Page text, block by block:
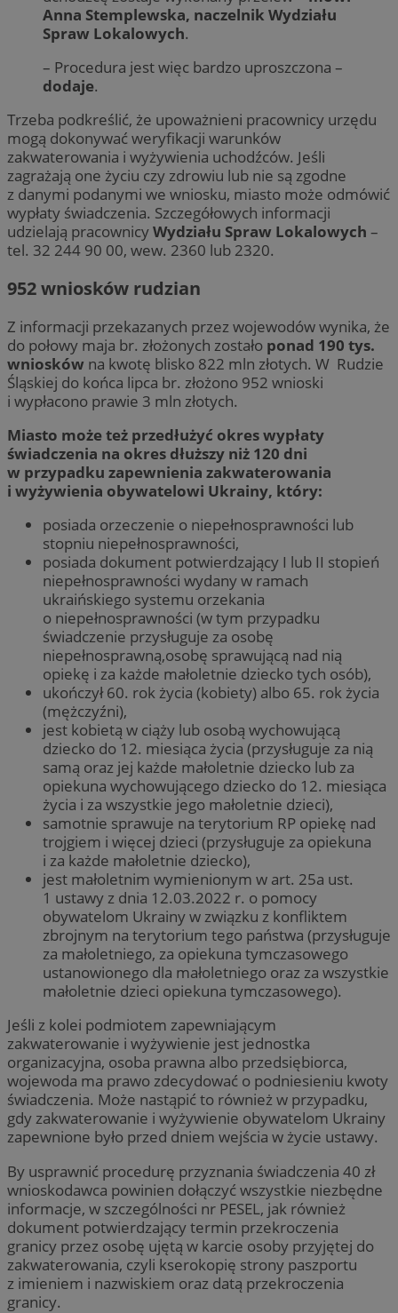
Anna Stemplewska, naczelnik Wydziału
Spraw Lokalowych.
– Procedura jest więc bardzo uproszczona –
dodaje.
Trzeba podkreślić, że upoważnieni pracownicy urzędu
mogą dokonywać weryfikacji warunków
zakwaterowania i wyżywienia uchodźców. Jeśli
zagrażają one życiu czy zdrowiu lub nie są zgodne
z danymi podanymi we wniosku, miasto może odmówić
wypłaty świadczenia. Szczegółowych informacji
udzielają pracownicyWydziału Spraw Lokalowych –
tel. 32 244 90 00, wew. 2360 lub 2320.
952 wniosków rudzian
Z informacji przekazanych przez wojewodów wynika, że
do połowy maja br. złożonych zostało ponad 190 tys.
wniosków na kwotę blisko 822 mln złotych. W Rudzie
Śląskiej do końca lipca br. złożono 952 wnioski
i wypłacono prawie 3 mln złotych.
Miasto może też przedłużyć okres wypłaty
świadczenia na okres dłuższy niż 120 dni
w przypadku zapewnienia zakwaterowania
i wyżywienia obywatelowi Ukrainy, który:
posiada orzeczenie o niepełnosprawności lub
stopniu niepełnosprawności,
posiada dokument potwierdzający I lub II stopień
niepełnosprawności wydany w ramach
ukraińskiego systemu orzekania
o niepełnosprawności (w tym przypadku
świadczenie przysługuje za osobę
niepełnosprawną,osobę sprawującą nad nią
opiekę i za każde małoletnie dziecko tych osób),
ukończył 60. rok życia (kobiety) albo 65. rok życia
(mężczyźni),
jest kobietą w ciąży lub osobą wychowującą
dziecko do 12. miesiąca życia (przysługuje za nią
samą oraz jej każde małoletnie dziecko lub za
opiekuna wychowującego dziecko do 12. miesiąca
życia i za wszystkie jego małoletnie dzieci),
samotnie sprawuje na terytorium RP opiekę nad
trojgiem i więcej dzieci (przysługuje za opiekuna
i za każde małoletnie dziecko),
jest małoletnim wymienionym w art. 25a ust.
1 ustawy z dnia 12.03.2022 r. o pomocy
obywatelom Ukrainy w związku z konfliktem
zbrojnym na terytorium tego państwa (przysługuje
za małoletniego, za opiekuna tymczasowego
ustanowionego dla małoletniego oraz za wszystkie
małoletnie dzieci opiekuna tymczasowego).
Jeśli z kolei podmiotem zapewniającym
zakwaterowanie i wyżywienie jest jednostka
organizacyjna, osoba prawna albo przedsiębiorca,
wojewoda ma prawo zdecydować o podniesieniu kwoty
świadczenia. Może nastąpić to również w przypadku,
gdy zakwaterowanie i wyżywienie obywatelom Ukrainy
zapewnione było przed dniem wejścia w życie ustawy.
By usprawnić procedurę przyznania świadczenia 40 zł
wnioskodawca powinien dołączyć wszystkie niezbędne
informacje, w szczególności nr PESEL, jak również
dokument potwierdzający termin przekroczenia
granicy przez osobę ujętą w karcie osoby przyjętej do
zakwaterowania, czyli kserokopię strony paszportu
z imieniem i nazwiskiem oraz datą przekroczenia
granicy.